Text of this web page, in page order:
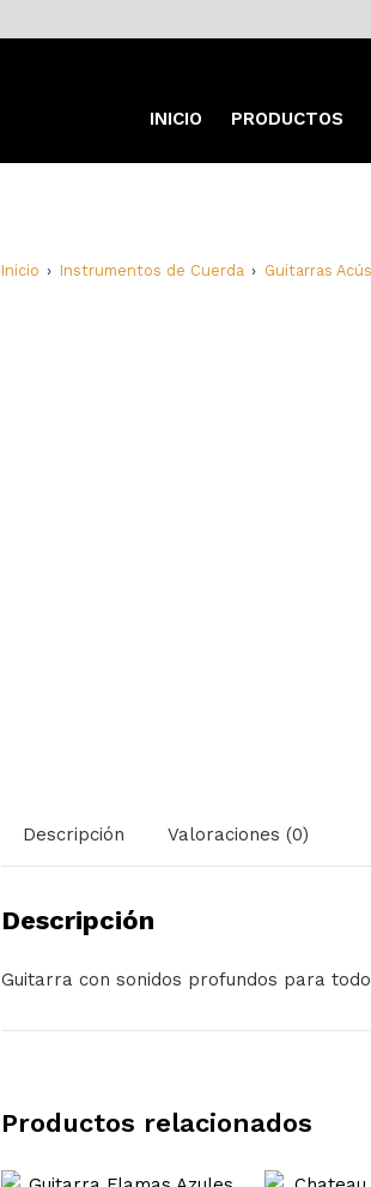
INICIO PRODUCTOS
Inicio Instrumentos de Cuerda Guitarras
Descripción Valoraciones (0)
Descripción
Guitarra con sonidos profundos para
Productos relacionados